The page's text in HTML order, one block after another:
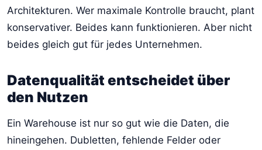
Architekturen. Wer maximale Kontrolle braucht, plant
konservativer. Beides kann funktionieren. Aber nicht
beides gleich gut für jedes Unternehmen.
Datenqualität entscheidet über
den Nutzen
Ein Warehouse ist nur so gut wie die Daten, die
hineingehen. Dubletten, fehlende Felder oder